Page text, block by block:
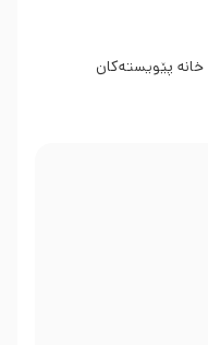
خانە پێویستەکان